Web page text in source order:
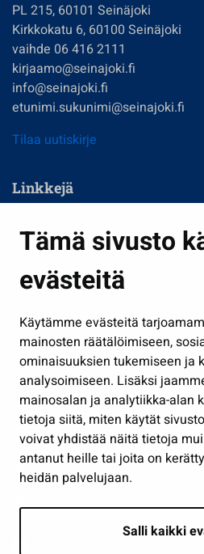
Tämä sivusto
evästeitä
Käytämme evästeitä
mainosten räätälöimiseen,
ominaisuuksien tukemiseen ja
analysoimiseen. Lisäksi
mainosalan ja analytiikka-alan
tietoja siitä, miten käytät
voivat yhdistää näitä tietoja
antanut heille tai joita on
heidän palvelujaan.
Salli kaikki
PL 215, 60101 Seinäjoki
Kirkkokatu 6, 60100 Seinäjoki
vaihde 06 416 2111
kirjaamo@seinajoki.fi
info@seinajoki.fi
etunimi.sukunimi@seinajoki.fi
Tilaa uutiskirje
Linkkejä
Kasvatus ja opetus
Kulttuuri ja liikunta
Työ ja yrittäminen
Osallistu ja asioi
Näytä omat evästeasetukseni
Seuraa meitä